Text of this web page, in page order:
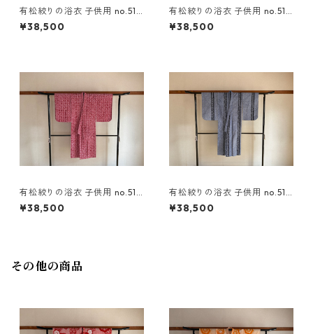
有松絞りの浴衣 子供用 no.510
4
¥38,500
有松絞りの浴衣 子供用 no.510
6
¥38,500
有松絞りの浴衣 子供用 no.519
9
¥38,500
有松絞りの浴衣 子供用 no.510
9
¥38,500
その他の商品